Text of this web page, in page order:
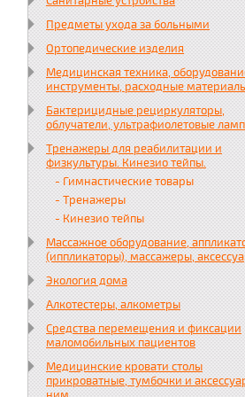
Предметы ухода за больными
Ортопедические изделия
Медицинская техника,
инструменты, расходные
Бактерицидные рециркуляторы,
облучатели, ультрафиолетовые
Тренажеры для реабилитации и
физкультуры. Кинезио тейпы.
- Гимнастические товары
- Тренажеры
- Кинезио тейпы
Массажное оборудование,
(иппликаторы), массажеры,
Экология дома
Алкотестеры, алкометры
Средства перемещения и фиксации
маломобильных пациентов
Медицинские кровати столы
прикроватные, тумбочки и